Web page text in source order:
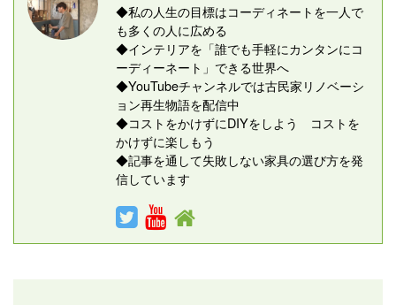
◆私の人生の目標はコーディネートを一人で
も多くの人に広める
◆インテリアを「誰でも手軽にカンタンにコ
ーディーネート」できる世界へ
◆YouTubeチャンネルでは古民家リノベーシ
ョン再生物語を配信中
◆コストをかけずにDIYをしよう コストを
かけずに楽しもう
◆記事を通して失敗しない家具の選び方を発
信しています